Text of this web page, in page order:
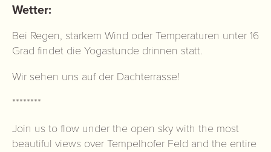
Wetter:
Bei Regen, starkem Wind oder Temperaturen unter 16
Grad findet die Yogastunde drinnen statt.
Wir sehen uns auf der Dachterrasse!
********
Join us to flow under the open sky with the most
beautiful views over Tempelhofer Feld and the entire